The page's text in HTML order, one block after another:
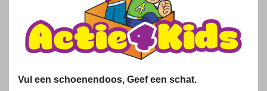
Vul een schoenendoos, Geef een schat.